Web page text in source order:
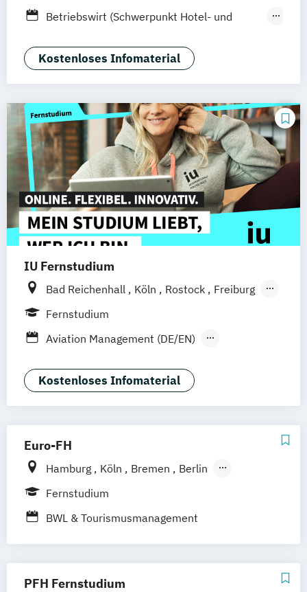
Mannheim
Wertheim Wien
Frankfurt am Main Hamm Zürich
Betriebswirt (Schwerpunkt Hotel- und
Betriebswirtschaft und Hotelmanagement
Kostenloses Infomaterial
IU Fernstudium
Bad Reichenhall Köln Rostock
Freiburg
Kiel
Frankfurt am Main
Deggendorf Karlsruhe Kassel
Oberhausen Offenbach Saarbrücken
Neu-Ulm Graz Innsbruck Wien
Augsburg Freising Friedrichshafen
Klagenfurt Magdeburg Münster Trier
Würzburg
deutschlandweit
Fernstudium
Aviation Management (DE/EN)
General Management
Tourismusmanagement
Kostenloses Infomaterial
Euro-FH
Hamburg Köln Bremen
Berlin
Göttingen
Fernstudium
BWL & Tourismusmanagement
PFH Fernstudium